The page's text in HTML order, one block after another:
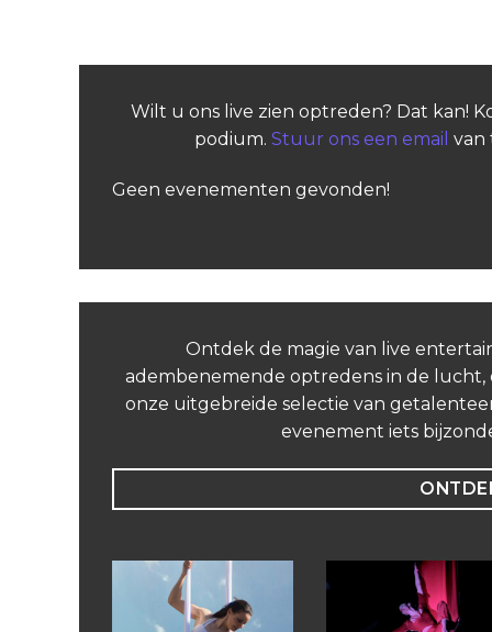
Wilt u ons live zien optreden? Dat kan!
podium. Stuur ons een email van
Geen evenementen gevonden!
Ontdek de magie van live
adembenemende optredens in de
onze uitgebreide selectie van
evenement iets